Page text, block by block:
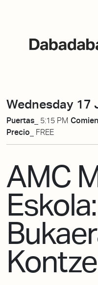
Wednesday 17
Puertas_ 5:15 PM
Precio_
FREE
AMC